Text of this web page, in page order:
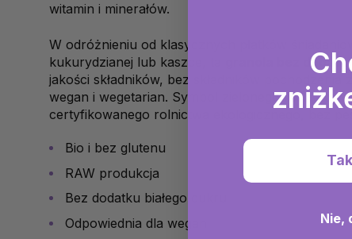
witamin i minerałów.
W odróżnieniu od klasycznych płatków
kukurydzianej lub kaszce, ta
granola bez
jakości składników, bez składników
wegan i wegetarian. Symbol zielonego liścia
certyfikowanego rolnictwa ekologicznego, bez
Bio i bez glutenu
RAW produkcja
Bez dodatku białego cukru
Odpowiednia dla wegan
Nie,